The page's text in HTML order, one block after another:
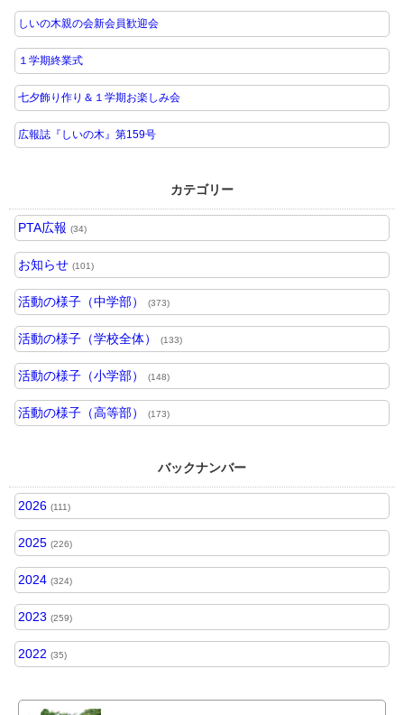
しいの木親の会新会員歓迎会
１学期終業式
七夕飾り作り＆１学期お楽しみ会
広報誌『しいの木』第159号
カテゴリー
PTA広報 (34)
お知らせ (101)
活動の様子（中学部） (373)
活動の様子（学校全体） (133)
活動の様子（小学部） (148)
活動の様子（高等部） (173)
バックナンバー
2026 (111)
2025 (226)
2024 (324)
2023 (259)
2022 (35)